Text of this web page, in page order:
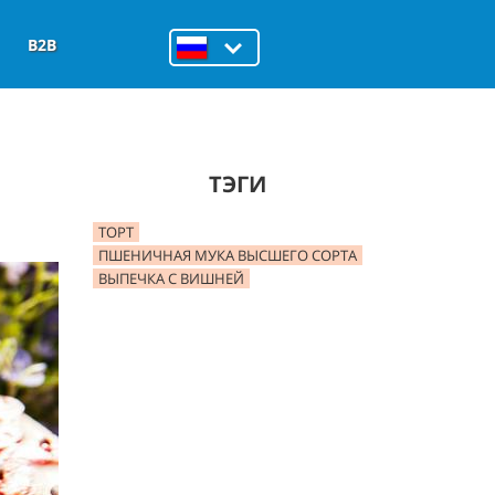
B2B
ТЭГИ
ТОРТ
ПШЕНИЧНАЯ МУКА ВЫСШЕГО СОРТА
ВЫПЕЧКА С ВИШНЕЙ